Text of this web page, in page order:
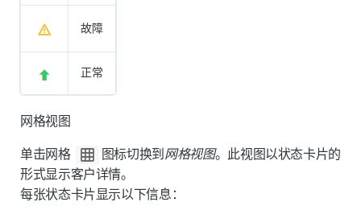
故障
正常
网格视图
单击网格 图标切换到 网格视图。此视图以状态卡片的
形式显示客户详情。
每张状态卡片显示以下信息：